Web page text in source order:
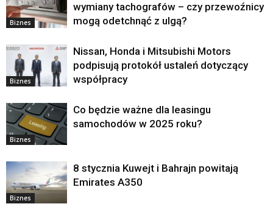
Biznes
wymiany tachografów – czy przewoźnicy
mogą odetchnąć z ulgą?
Biznes
Nissan, Honda i Mitsubishi Motors
podpisują protokół ustaleń dotyczący
współpracy
Biznes
Co będzie ważne dla leasingu
samochodów w 2025 roku?
Biznes
8 stycznia Kuwejt i Bahrajn powitają
Emirates A350